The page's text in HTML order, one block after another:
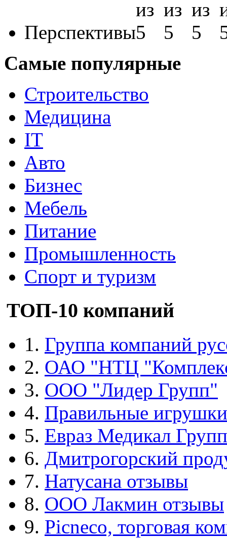
Перспективы
Самые популярные
Строительство
Медицина
IT
Авто
Бизнес
Мебель
Питание
Промышленность
Спорт и туризм
ТОП-10 компаний
1. Группа компаний
2. ОАО "НТЦ
3. ООО "Лидер Групп"
4. Правильные игрушки
5. Евраз Медикал Групп
6. Дмитрогорский
7. Натусана отзывы
8. ООО Лакмин отзывы
9. Picneco, торговая